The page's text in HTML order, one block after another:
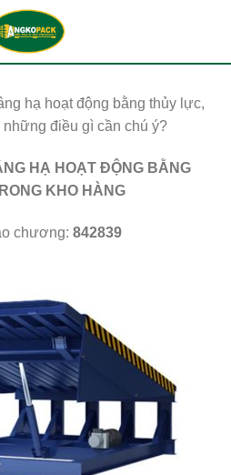
hạ hoạt động bằng thủy lực,
những điều gì cần chú ý?
HẠ HOẠT ĐỘNG BẰNG
KHO HÀNG
chương: 842839